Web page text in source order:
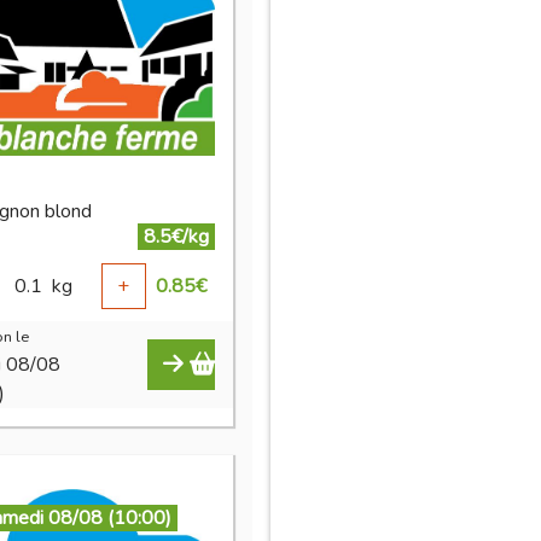
blond
8.5€/kg
0.1 kg + 0.85€
le
08/08
08/08 (10:00)